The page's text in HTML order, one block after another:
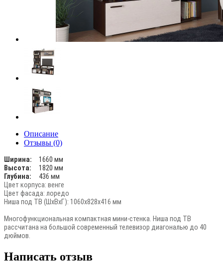
Описание
Отзывы (0)
Ширина:
1660 мм
Высота:
1820 мм
Глубина:
436 мм
Цвет корпуса: венге
Цвет фасада: лоредо
Ниша под ТВ (ШхВхГ): 1060х828х416 мм
Многофункциональная компактная мини-стенка. Ниша под ТВ
рассчитана на большой современный телевизор диагональю до 40
дюймов.
Написать отзыв